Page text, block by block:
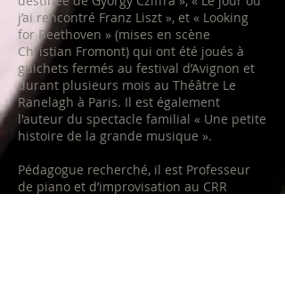
j’ai rencontré Franz Liszt », et « Looking
for Beethoven » (mises en scène
Christian Fromont) qui ont été joués à
guichets fermés au festival d’Avignon et
durant plusieurs mois au Théâtre Le
Ranelagh à Paris. Il est également
l'auteur du spectacle familial « Une petite
histoire de la grande musique ».
Pédagogue recherché, il est Professeur
de piano et d’improvisation au CRR